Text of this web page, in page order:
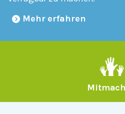
Mehr erfahren